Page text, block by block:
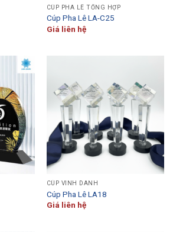
CÚP PHA LÊ TỔNG HỢP
Cúp Pha Lê LA-C25
Giá liên hệ
CÚP VINH DANH
Cúp Pha Lê LA18
Giá liên hệ